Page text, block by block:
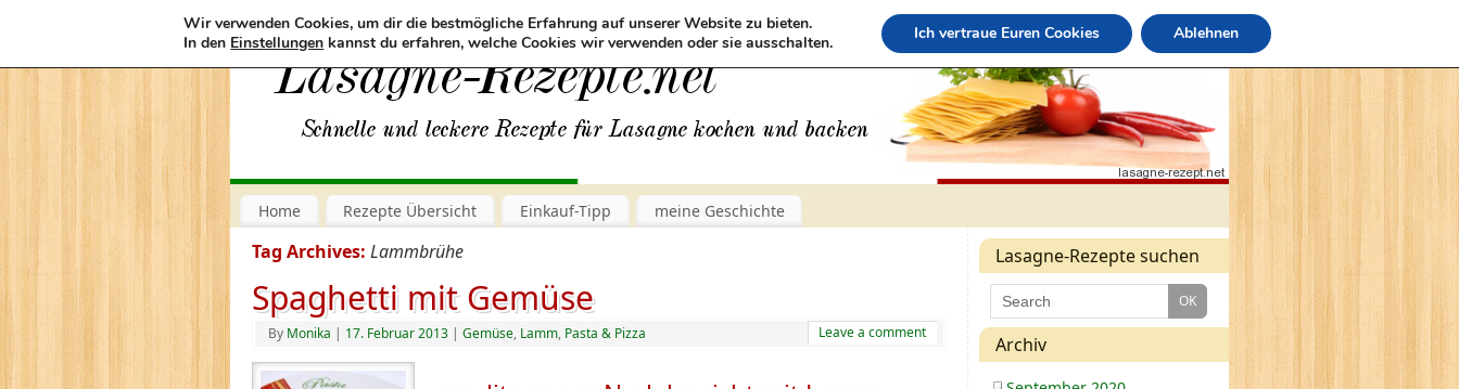
Home Rezepte Übersicht Einkauf-Tipp meine Geschichte
Tag Archives: Lammbrühe
Spaghetti mit Gemüse
By Monika | 17. Februar 2013 | Gemüse, Lamm, Pasta & Pizza Leave a comment
Lasagne-Rezepte suchen
Archiv
Wir verwenden Cookies, um dir die bestmögliche Erfahrung auf unserer Website zu bieten.
In den Einstellungen kannst du erfahren, welche Cookies wir verwenden oder sie ausschalten. Ich vertraue Euren Cookies Ablehnen